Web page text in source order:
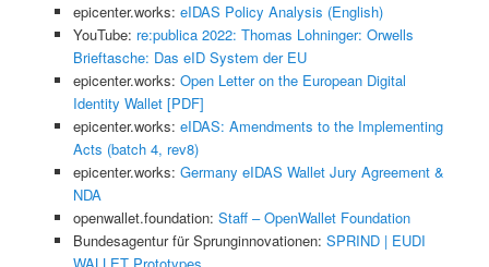
epicenter.works: eIDAS Policy Analysis (English)
YouTube: re:publica 2022: Thomas Lohninger: Orwells
Brieftasche: Das eID System der EU
epicenter.works: Open Letter on the European Digital
Identity Wallet [PDF]
epicenter.works: eIDAS: Amendments to the Implementing
Acts (batch 4, rev8)
epicenter.works: Germany eIDAS Wallet Jury Agreement &
NDA
openwallet.foundation: Staff – OpenWallet Foundation
Bundesagentur für Sprunginnovationen: SPRIND | EUDI